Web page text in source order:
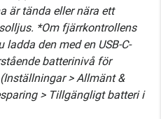
är tända eller nära ett
*Om fjärrkontrollens
den med en USB-C-
batterinivå för
> Allmänt &
> Tillgängligt batteri i